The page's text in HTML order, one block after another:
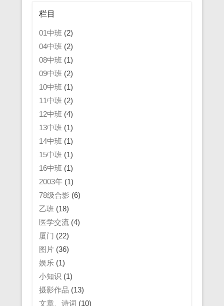
栏目
01中班 (2)
04中班 (2)
08中班 (1)
09中班 (2)
10中班 (1)
11中班 (2)
12中班 (4)
13中班 (1)
14中班 (1)
15中班 (1)
16中班 (1)
2003年(1)
78级合影 (6)
乙班 (18)
医学交流(4)
厦门 (22)
图片(36)
娱乐(1)
小知识 (1)
摄影作品 (13)
文章、诗词 (10)